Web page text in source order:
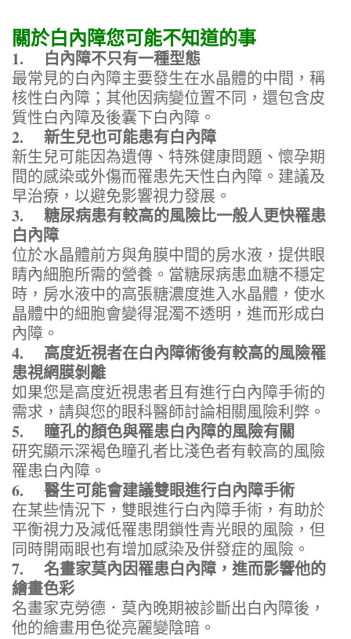
關於白內障您可能不知道的事
1. 白內障不只有一種型態
最常見的白內障主要發生在水晶體的中間，稱
核性白內障；其他因病變位置不同，還包含皮
質性白內障及後囊下白內障。
2. 新生兒也可能患有白內障
新生兒可能因為遺傳、特殊健康問題、懷孕期
間的感染或外傷而罹患先天性白內障。建議及
早治療，以避免影響視力發展。
3. 糖尿病患有較高的風險比一般人更快罹患
白內障
位於水晶體前方與角膜中間的房水液，提供眼
睛內細胞所需的營養。當糖尿病患血糖不穩定
時，房水液中的高張糖濃度進入水晶體，使水
晶體中的細胞會變得混濁不透明，進而形成白
內障。
4. 高度近視者在白內障術後有較高的風險罹
患視網膜剝離
如果您是高度近視患者且有進行白內障手術的
需求，請與您的眼科醫師討論相關風險利弊。
5. 瞳孔的顏色與罹患白內障的風險有關
研究顯示深褐色瞳孔者比淺色者有較高的風險
罹患白內障。
6. 醫生可能會建議雙眼進行白內障手術
在某些情況下，雙眼進行白內障手術，有助於
平衡視力及減低罹患閉鎖性青光眼的風險，但
同時開兩眼也有增加感染及併發症的風險。
7. 名畫家莫內因罹患白內障，進而影響他的
繪畫色彩
名畫家克勞德．莫內晚期被診斷出白內障後，
他的繪畫用色從亮麗變陰暗。